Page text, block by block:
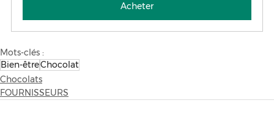
Acheter
Mots-clés :
Bien-êtreChocolat
Chocolats
FOURNISSEURS